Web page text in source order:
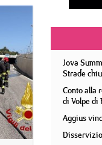
Jova
Strade
Conto alla
di Volpe di
Aggius